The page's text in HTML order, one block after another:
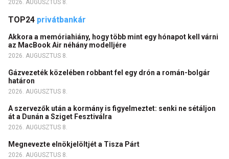
2026. AUGUSZTUS 8.
TOP24 privátbankár
Akkora a memóriahiány, hogy több mint egy hónapot kell várni
az MacBook Air néhány modelljére
2026. AUGUSZTUS 8.
Gázvezeték közelében robbant fel egy drón a román-bolgár
határon
2026. AUGUSZTUS 8.
A szervezők után a kormány is figyelmeztet: senki ne sétáljon
át a Dunán a Sziget Fesztiválra
2026. AUGUSZTUS 8.
Megnevezte elnökjelöltjét a Tisza Párt
2026. AUGUSZTUS 8.